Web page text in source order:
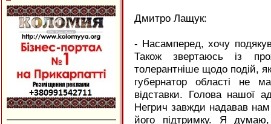
Дмитро Лащук:
- Насамперед, хочу
Також звертаюсь із
толерантніше щодо подій,
губернатор області не
відставки. Голова нашої
Негрич завжди надавав
його підтримку. Я